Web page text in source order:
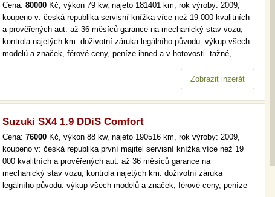
Cena: 80000 Kč, výkon 79 kw, najeto 181401 km, rok výroby: 2009,
koupeno v: česká republika servisní knížka více než 19 000 kvalitních
a prověřených aut. až 36 měsíců garance na mechanický stav vozu,
kontrola najetých km. doživotní záruka legálního původu. výkup všech
modelů a značek, férové ceny, peníze ihned a v hotovosti. tažné,
36 měsíců garance na mechanický stav vozu, kontrola…Zobrazit inzerát
Suzuki SX4 1.9 DDiS Comfort
Cena: 76000 Kč, výkon 88 kw, najeto 190516 km, rok výroby: 2009,
koupeno v: česká republika první majitel servisní knížka více než 19
000 kvalitních a prověřených aut. až 36 měsíců garance na
mechanický stav vozu, kontrola najetých km. doživotní záruka
legálního původu. výkup všech modelů a značek, férové ceny, peníze